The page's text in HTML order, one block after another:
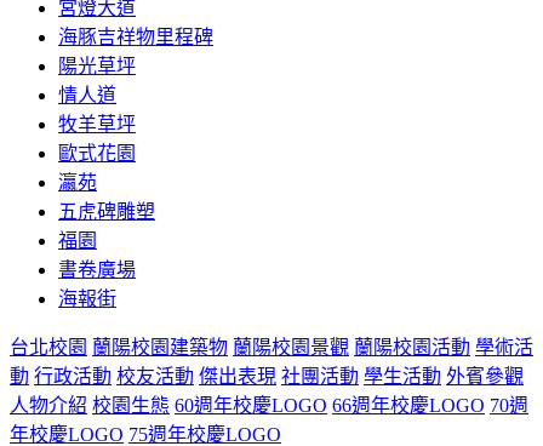
宮燈大道
海豚吉祥物里程碑
陽光草坪
情人道
牧羊草坪
歐式花園
瀛苑
五虎碑雕塑
福園
書卷廣場
海報街
台北校園 蘭陽校園建築物 蘭陽校園景觀 蘭陽校園活動 學術活
動 行政活動 校友活動 傑出表現 社團活動 學生活動 外賓參觀
人物介紹 校園生態 60週年校慶LOGO 66週年校慶LOGO 70週
年校慶LOGO 75週年校慶LOGO